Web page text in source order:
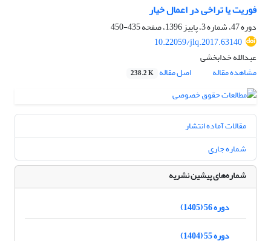
فوریت یا تراخی در اعمال خیار
دوره 47، شماره 3، پاییز 1396، صفحه
435-450
10.22059/jlq.2017.63140
عبدالله خدابخشی
مشاهده مقاله
اصل مقاله 238.2 K
مقالات آماده انتشار
شماره جاری
شماره‌های پیشین نشریه
دوره 56 (1405)
دوره 55 (1404)